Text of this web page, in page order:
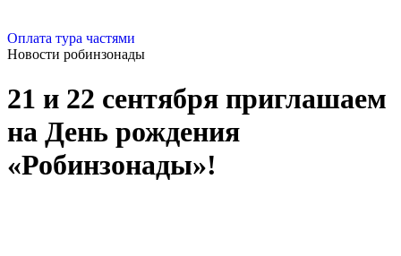
Оплата тура частями
Новости робинзонады
21 и 22 сентября приглашаем
на День рождения
«Робинзонады»!